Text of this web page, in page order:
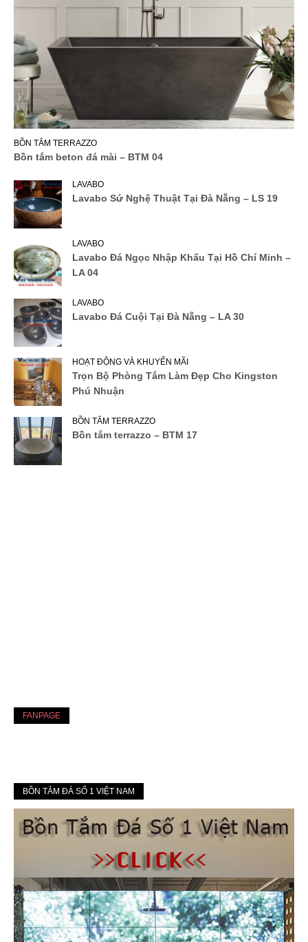
BỒN TẮM TERRAZZO
Bồn tắm beton đá mài – BTM 04
LAVABO
Lavabo Sứ Nghệ Thuật Tại Đà Nẵng – LS 19
LAVABO
Lavabo Đá Ngọc Nhập Khẩu Tại Hồ Chí Minh –
LA 04
LAVABO
Lavabo Đá Cuội Tại Đà Nẵng – LA 30
HOẠT ĐỘNG VÀ KHUYẾN MÃI
Trọn Bộ Phòng Tắm Làm Đẹp Cho Kingston
Phú Nhuận
BỒN TẮM TERRAZZO
Bồn tắm terrazzo – BTM 17
FANPAGE
BỒN TẮM ĐÁ SỐ 1 VIỆT NAM